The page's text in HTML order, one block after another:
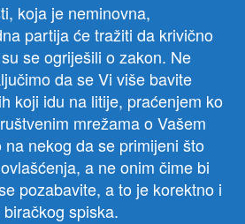
koja je neminovna,
partija će tražiti da krivično
se ogriješili o zakon. Ne
da se Vi više bavite
koji idu na litije, praćenjem ko
mrežama o Vašem
nekog da se primijeni što
a ne onim čime bi
pozabavite, a to je korektno i
spiska.